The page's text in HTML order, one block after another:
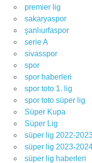
premier lig
sakaryaspor
şanlıurfaspor
serie A
sivasspor
spor
spor haberleri
spor toto 1. lig
spor toto süper lig
Süper Kupa
Süper Lig
süper lig 2022-
süper lig 2023-
süper lig haberleri